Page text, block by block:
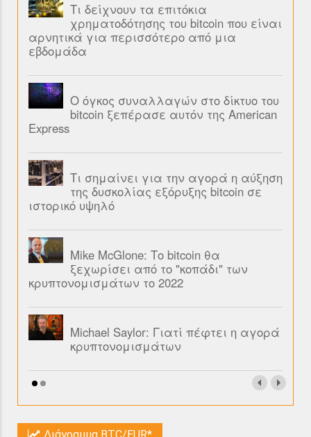
Τι δείχνουν τα επιτόκια
χρηματοδότησης του bitcoin που είναι
αρνητικά για περισσότερο από μια
εβδομάδα
Ο όγκος συναλλαγών στο δίκτυο του
bitcoin ξεπέρασε αυτόν της American
Express
Τι σημαίνει για την αγορά η αύξηση
της δυσκολίας εξόρυξης bitcoin σε
ιστορικό υψηλό
Mike McGlone: Το bitcoin θα
ξεχωρίσει από το "κοπάδι" των
κρυπτονομισμάτων το 2022
Michael Saylor: Γιατί πέφτει η αγορά
κρυπτονομισμάτων